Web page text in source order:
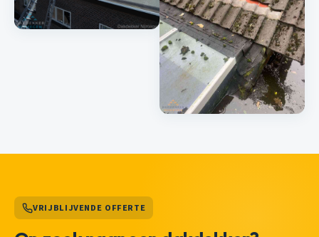
VRIJBLIJVENDE OFFERTE